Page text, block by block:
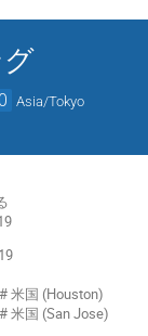
Asia/Tokyo
米国 (Houston)
米国 (San Jose)